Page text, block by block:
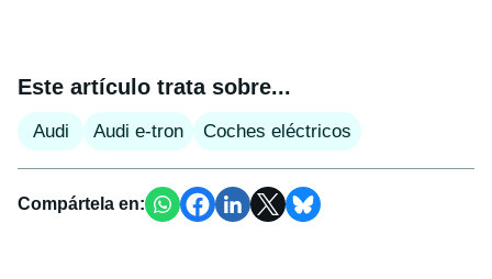
Este artículo trata sobre...
Audi Audi e-tron Coches eléctricos
Compártela en: